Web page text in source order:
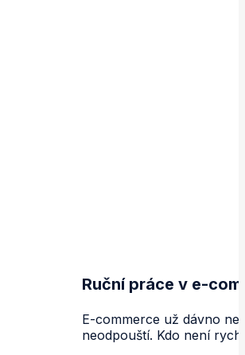
Ruční práce v e-
E-commerce už dávno
neodpouští. Kdo není